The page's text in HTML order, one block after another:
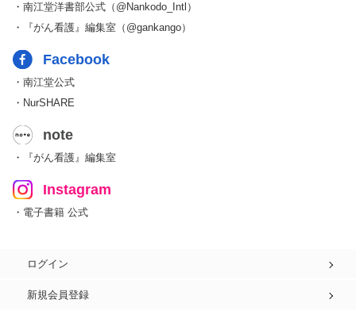
・南江堂洋書部公式（@Nankodo_Intl）
・『がん看護』編集室（@gankango）
Facebook
・南江堂公式
・NurSHARE
note
・『がん看護』編集室
Instagram
・電子書籍 公式
ログイン
新規会員登録